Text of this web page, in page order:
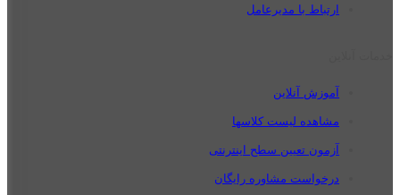
ارتباط با مدیرعامل
آموزش آنلاین
مشاهده لیست کلاسها
آزمون تعیین سطح اینترنتی
درخواست مشاوره رایگان